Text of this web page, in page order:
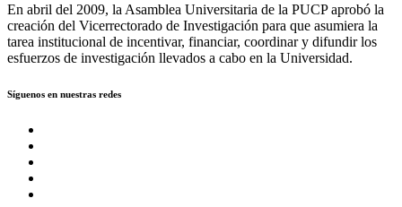
En abril del 2009, la Asamblea Universitaria de la PUCP aprobó la
creación del Vicerrectorado de Investigación para que asumiera la
tarea institucional de incentivar, financiar, coordinar y difundir los
esfuerzos de investigación llevados a cabo en la Universidad.
Síguenos en nuestras redes